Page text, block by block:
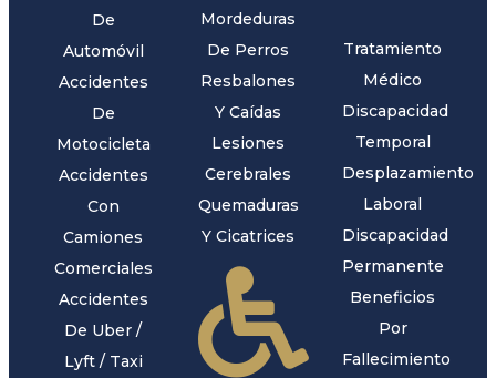
De
Automóvil
Accidentes
De
Motocicleta
Accidentes
Con
Camiones
Comerciales
Accidentes
De Uber /
Lyft / Taxi
Mordeduras
De Perros
Resbalones
Y Caídas
Lesiones
Cerebrales
Quemaduras
Y Cicatrices
Tratamiento
Médico
Discapacidad
Temporal
Desplazamiento
Laboral
Discapacidad
Permanente
Beneficios
Por
Fallecimiento